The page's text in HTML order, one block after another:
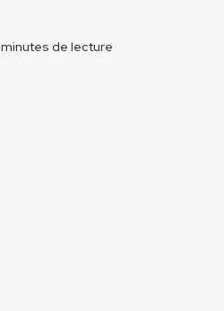
minutes de lecture